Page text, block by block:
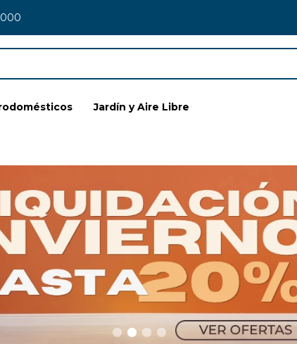
Jardín y Aire Libre